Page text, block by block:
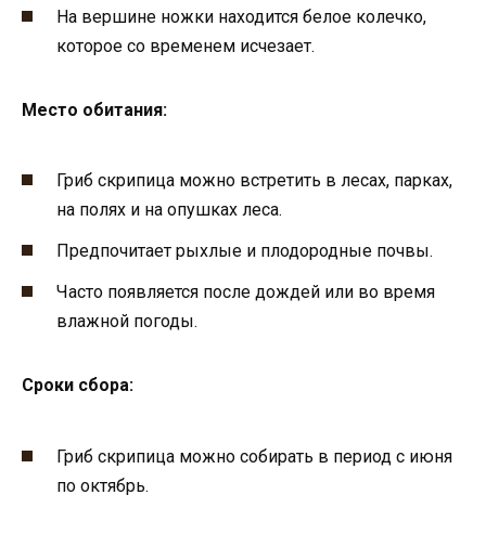
На вершине ножки находится белое колечко,
которое со временем исчезает.
Место обитания:
Гриб скрипица можно встретить в лесах, парках,
на полях и на опушках леса.
Предпочитает рыхлые и плодородные почвы.
Часто появляется после дождей или во время
влажной погоды.
Сроки сбора:
Гриб скрипица можно собирать в период с июня
по октябрь.